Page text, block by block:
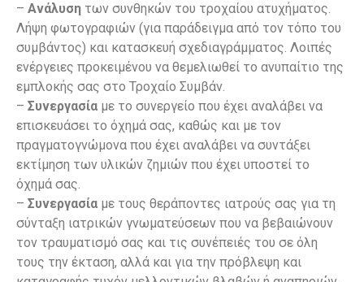
– Ανάλυση των συνθηκών του τροχαίου ατυχήματος.
Λήψη φωτογραφιών (για παράδειγμα από τον τόπο του
συμβάντος) και κατασκευή σχεδιαγράμματος. Λοιπές
ενέργειες προκειμένου να θεμελιωθεί το ανυπαίτιο της
εμπλοκής σας στο Τροχαίο Συμβάν.
– Συνεργασία με το συνεργείο που έχει αναλάβει να
επισκευάσει το όχημά σας, καθώς και με τον
πραγματογνώμονα που έχει αναλάβει να συντάξει
εκτίμηση των υλικών ζημιών που έχει υποστεί το
όχημά σας.
– Συνεργασία με τους θεράποντες ιατρούς σας για τη
σύνταξη ιατρικών γνωματεύσεων που να βεβαιώνουν
τον τραυματισμό σας και τις συνέπειές του σε όλη
τους την έκταση, αλλά και για την πρόβλεψη και